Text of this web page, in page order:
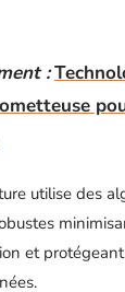
:
utilise des
et